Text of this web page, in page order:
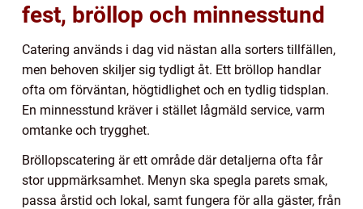
fest, bröllop och minnesstund
Catering används i dag vid nästan alla sorters tillfällen,
men behoven skiljer sig tydligt åt. Ett bröllop handlar
ofta om förväntan, högtidlighet och en tydlig tidsplan.
En minnesstund kräver i stället lågmäld service, varm
omtanke och trygghet.
Bröllopscatering är ett område där detaljerna ofta får
stor uppmärksamhet. Menyn ska spegla parets smak,
passa årstid och lokal, samt fungera för alla gäster, från